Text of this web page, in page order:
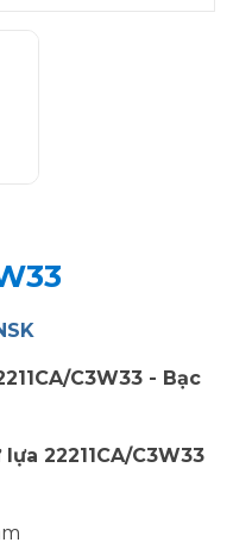
C3W33 - Bạc
22211CA/C3W33